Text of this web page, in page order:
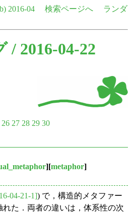
2016-04 検索ページへ
ランダ
/ 2016-04-22
26 27 28 29 30
][metaphor]
04-21-1]) で，構造的メタファー
れた．両者の違いは，体系性の次